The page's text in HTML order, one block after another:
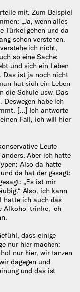
mit. Zum Beispiel
„Ja, wenn alles
Türkei gehen und da
schon verstehen.
ich nicht,
so eine Sache:
und sich ein Leben
Das ist ja noch nicht
hat sich ein Leben
die Schule usw. Das
Deswegen habe ich
[…] Ich antworte
Fall, ich will hier
Leute
Aber ich hatte
Also da hatte
da hat der gesagt:
„Es ist mir
Also, ich kann
hatte ich auch das
Alkohol trinke, ich
dass einige
nur hier machen:
nur hier, wir tanzen
dagegen und
und das ist